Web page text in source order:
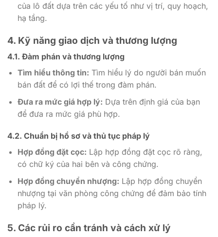
của lô đất dựa trên các yếu tố như vị trí, quy hoạch,
hạ tầng.
4. Kỹ năng giao dịch và thương lượng
4.1. Đàm phán và thương lượng
Tìm hiểu thông tin: Tìm hiểu lý do người bán muốn
bán đất để có lợi thế trong đàm phán.
Đưa ra mức giá hợp lý: Dựa trên định giá của bạn
để đưa ra mức giá phù hợp.
4.2. Chuẩn bị hồ sơ và thủ tục pháp lý
Hợp đồng đặt cọc: Lập hợp đồng đặt cọc rõ ràng,
có chữ ký của hai bên và công chứng.
Hợp đồng chuyển nhượng: Lập hợp đồng chuyển
nhượng tại văn phòng công chứng để đảm bảo tính
pháp lý.
5. Các rủi ro cần tránh và cách xử lý